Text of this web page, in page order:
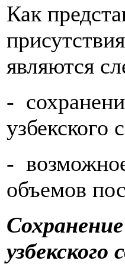
Как
являются
-
узбекского
-
объемов